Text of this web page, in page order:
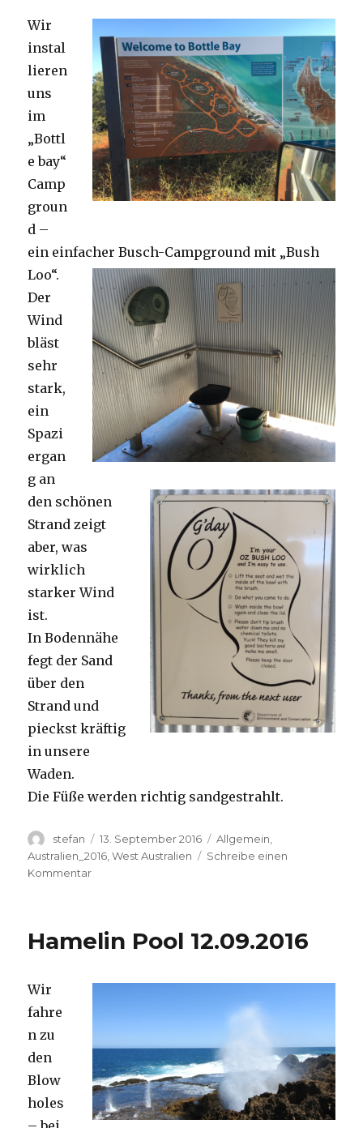
Wir
instal
lieren
uns
im
„Bottl
e bay“
Camp
groun
d –
ein einfacher Busch-Campground mit „Bush
Loo“.
Der
Wind
bläst
sehr
stark,
ein
Spazi
ergan
g an
den schönen
Strand zeigt
aber, was
wirklich
starker Wind
ist.
In Bodennähe
fegt der Sand
über den
Strand und
pieckst kräftig
in unsere
Waden.
Die Füße werden richtig sandgestrahlt.
Autor
stefan
Veröffentlicht
am
13. September 2016 Kategorien
Allgemein
Australien_2016 ,West Australien
Schreibe einen
Kommentarzu
Hamelin Pool 12.09.2016
Wir
fahre
n zu
den
Blow
holes